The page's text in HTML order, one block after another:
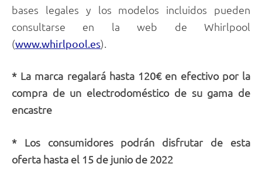
bases legales y los modelos incluidos pueden
consultarse en la web de Whirlpool
(www.whirlpool.es).
* La marca regalará hasta 120€ en efectivo por la
compra de un electrodoméstico de su gama de
encastre
* Los consumidores podrán disfrutar de esta
oferta hasta el 15 de junio de 2022